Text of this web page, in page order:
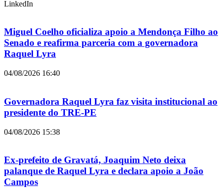
LinkedIn
Miguel Coelho oficializa apoio a Mendonça Filho ao
Senado e reafirma parceria com a governadora
Raquel Lyra
04/08/2026 16:40
Governadora Raquel Lyra faz visita institucional ao
presidente do TRE-PE
04/08/2026 15:38
Ex-prefeito de Gravatá, Joaquim Neto deixa
palanque de Raquel Lyra e declara apoio a João
Campos